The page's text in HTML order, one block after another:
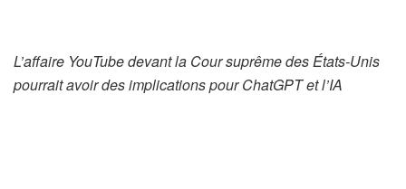
L’affaire YouTube devant la Cour suprême des États-Unis
pourrait avoir des implications pour ChatGPT et l’IA